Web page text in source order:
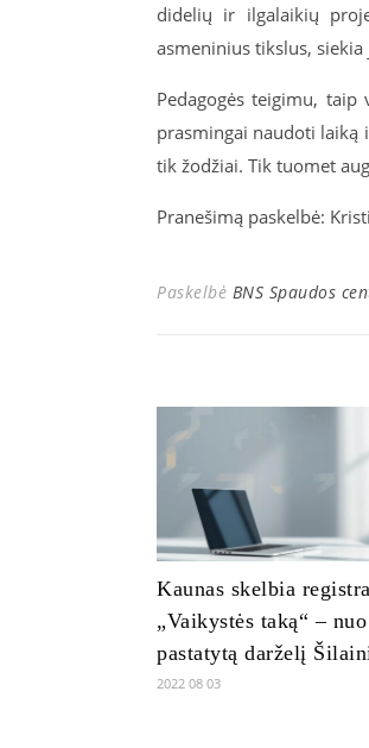
didelių ir ilgalaikių
asmeninius tikslus,
Pedagogės teigimu,
prasmingai naudoti laiką
tik žodžiai. Tik tuomet
Pranešimą paskelbė:
Paskelbė BNS Spaudos
Kaunas skelbia
„Vaikystės taką“ –
pastatytą darželį
2022 08 03